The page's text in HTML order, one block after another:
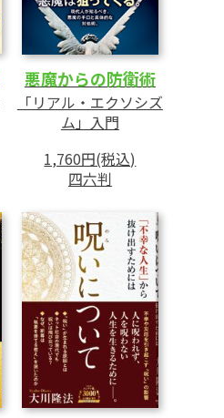
悪魔からの防衛術
「リアル・エクソシズ
ム」入門
1,760円(税込)
四六判